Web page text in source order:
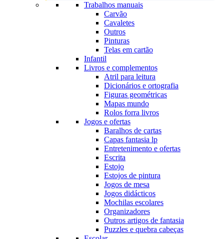
Trabalhos manuais
Carvão
Cavaletes
Outros
Pinturas
Telas em cartão
Infantil
Livros e complementos
Atril para leitura
Dicionários e ortografia
Figuras geométricas
Mapas mundo
Rolos forra livros
Jogos e ofertas
Baralhos de cartas
Capas fantasia lp
Entretenimento e ofertas
Escrita
Estojo
Estojos de pintura
Jogos de mesa
Jogos didácticos
Mochilas escolares
Organizadores
Outros artigos de fantasia
Puzzles e quebra cabeças